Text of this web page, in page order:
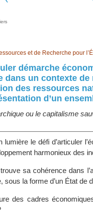
et de Recherche pour
démarche
dans un contexte
des ressources
d’un
ou le capitalisme
le défi d’articuler
harmonieux des
sa cohérence dans
sous la forme d’un État de
des cadres